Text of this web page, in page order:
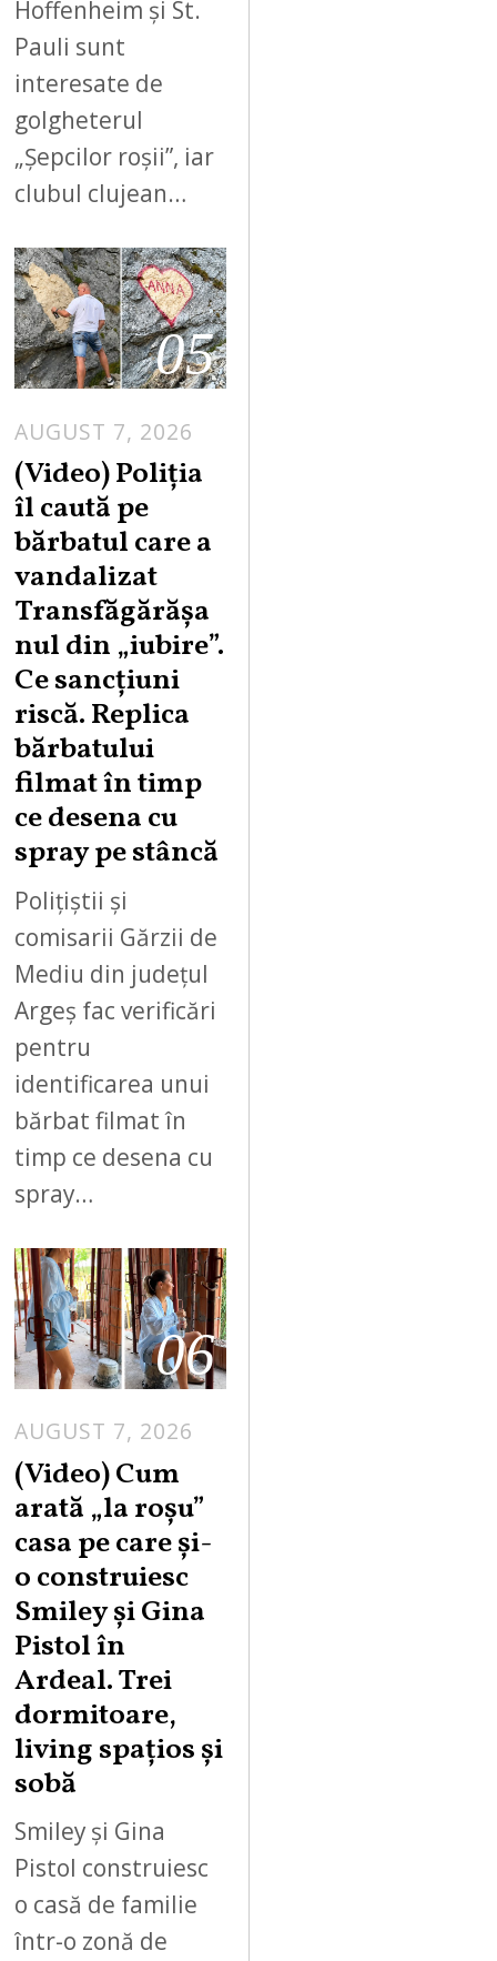
Hoffenheim și St.
Pauli sunt
interesate de
golgheterul
„Șepcilor roșii”, iar
clubul clujean…
05
AUGUST 7, 2026
U
G
S
7
,
(Video) Poliția
îl caută pe
bărbatul care a
vandalizat
Transfăgărășa
nul din „iubire”.
Ce sancțiuni
riscă. Replica
bărbatului
filmat în timp
ce desena cu
spray pe stâncă
Polițiștii și
comisarii Gărzii de
Mediu din județul
Argeș fac verificări
pentru
identificarea unui
bărbat filmat în
timp ce desena cu
spray…
06
AUGUST 7, 2026
(Video) Cum
arată „la roşu”
casa pe care şi-
o construiesc
Smiley şi Gina
Pistol în
Ardeal. Trei
dormitoare,
living spațios și
sobă
Smiley și Gina
Pistol construiesc
o casă de familie
într-o zonă de